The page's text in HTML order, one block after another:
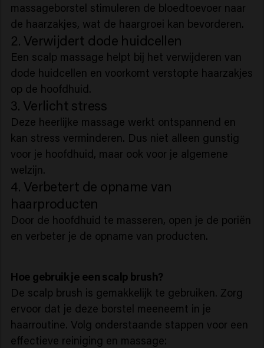
massageborstel stimuleren de bloedtoevoer naar
de haarzakjes, wat de haargroei kan bevorderen.
2. Verwijdert dode huidcellen
Een scalp massage helpt bij het verwijderen van
dode huidcellen en voorkomt verstopte haarzakjes
op de hoofdhuid.
3. Verlicht stress
Deze heerlijke massage werkt ontspannend en
kan stress verminderen. Dus niet alleen gunstig
voor je hoofdhuid, maar ook voor je algemene
welzijn.
4. Verbetert de opname van
haarproducten
Door de hoofdhuid te masseren, open je de poriën
en verbeter je de opname van producten.
Hoe gebruik je een scalp brush?
De scalp brush is gemakkelijk te gebruiken. Zorg
ervoor dat je deze borstel meeneemt in je
haarroutine. Volg onderstaande stappen voor een
effectieve reiniging en massage: